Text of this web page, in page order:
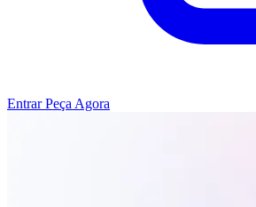
Entrar Peça Agora